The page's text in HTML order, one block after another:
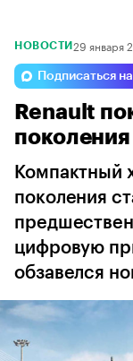
Esteo
Lada
НОВОСТИ 29 января
Подписаться
Renault
поколения
Компактный
поколения
цифровую
обзавелся